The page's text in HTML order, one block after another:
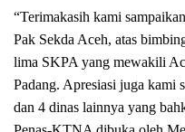
“Terimakasih kami
Pak Sekda Aceh, atas
lima SKPA yang mewakili
Padang. Apresiasi juga kami
dan 4 dinas lainnya yang